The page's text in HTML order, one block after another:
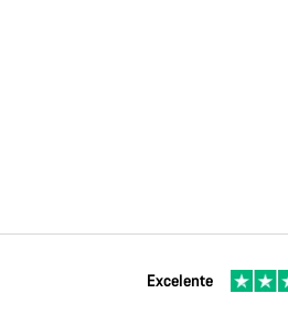
Excelente